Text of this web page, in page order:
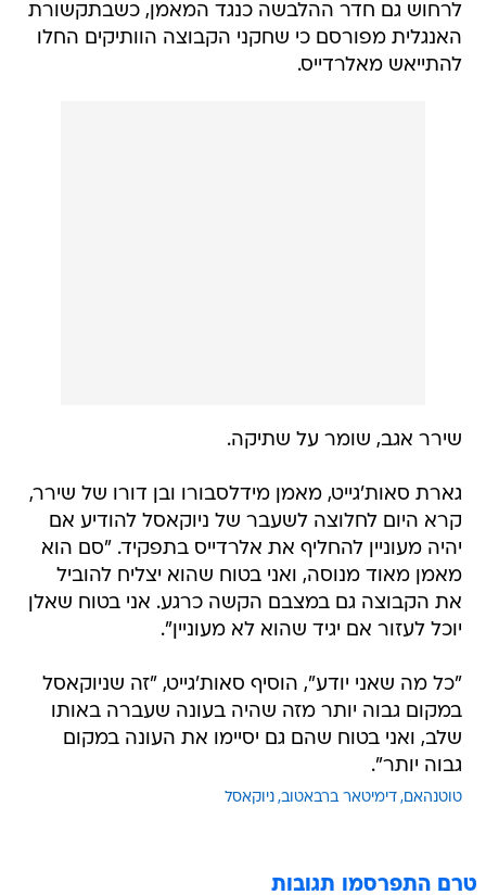
לרחוש גם חדר ההלבשה כנגד המאמן, כשבתקשורת
האנגלית מפורסם כי שחקני הקבוצה הוותיקים החלו
להתייאש מאלרדייס.
שירר אגב, שומר על שתיקה.
גארת סאות'גייט, מאמן מידלסבורו ובן דורו של שירר,
קרא היום לחלוצה לשעבר של ניוקאסל להודיע אם
יהיה מעוניין להחליף את אלרדייס בתפקיד. "סם הוא
מאמן מאוד מנוסה, ואני בטוח שהוא יצליח להוביל
את הקבוצה גם במצבם הקשה כרגע. אני בטוח שאלן
יוכל לעזור אם יגיד שהוא לא מעוניין".
"כל מה שאני יודע", הוסיף סאות'גייט, "זה שניוקאסל
במקום גבוה יותר מזה שהיה בעונה שעברה באותו
שלב, ואני בטוח שהם גם יסיימו את העונה במקום
גבוה יותר".
טוטנהאם דימיטאר ברבאטוב ניוקאסל
טרם התפרסמו תגובות